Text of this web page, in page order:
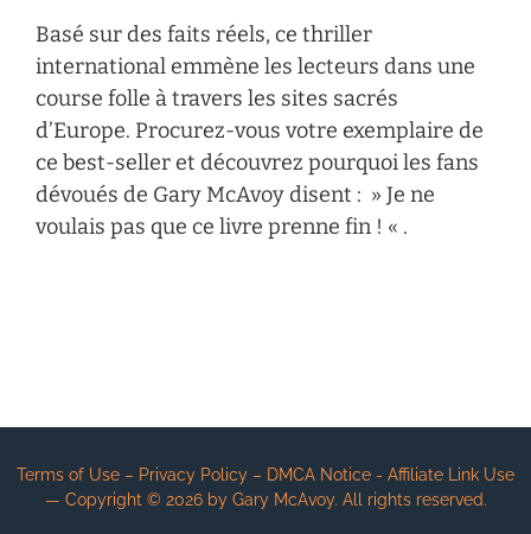
Basé sur des faits réels, ce thriller
international emmène les lecteurs dans une
course folle à travers les sites sacrés
d’Europe. Procurez-vous votre exemplaire de
ce best-seller et découvrez pourquoi les fans
dévoués de Gary McAvoy disent : » Je ne
voulais pas que ce livre prenne fin ! « .
Terms of Use – Privacy Policy – DMCA Notice - Affiliate Link Use
— Copyright © 2026by Gary McAvoy. All rights reserved.